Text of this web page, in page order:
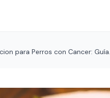
para Perros con Cancer: